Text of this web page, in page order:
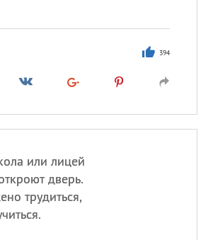
394
или лицей
дверь.
трудиться,
Сегодня празднуют именины
Александр Макар
происхождение